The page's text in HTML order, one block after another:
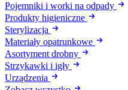
Pojemniki i worki na odpady
Produkty higieniczne
Sterylizacja
Materiały opatrunkowe
Asortyment drobny
Strzykawki i igły
Urządzenia